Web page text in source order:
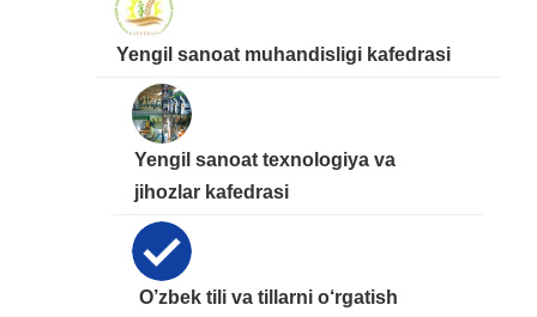
Yengil sanoat muhandisligi kafedrasi
Yengil sanoat texnologiya va
jihozlar kafedrasi
O’zbek tili va tillarni o‘rgatish